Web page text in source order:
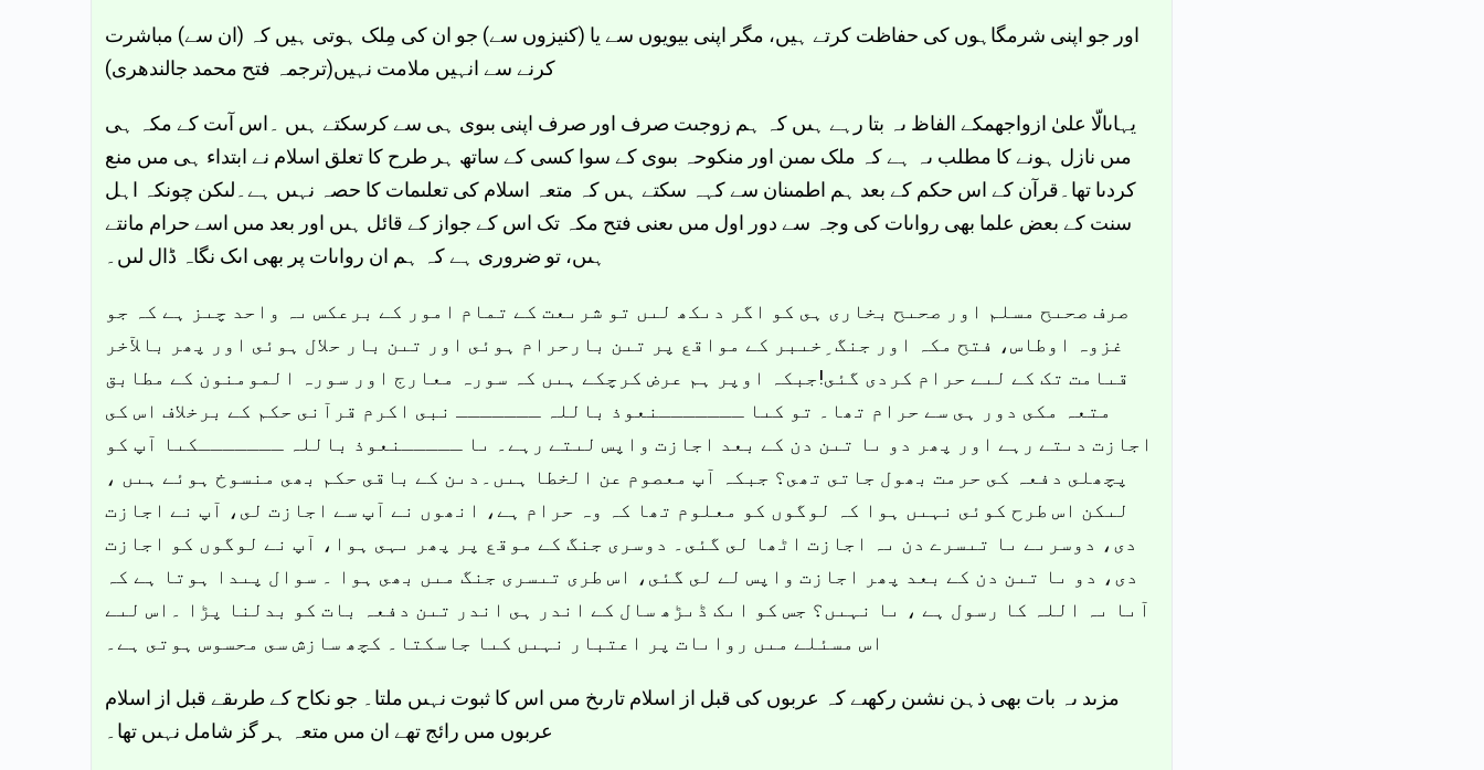
اور جو اپنی شرمگاہوں کی حفاظت کرتے ہیں، مگر اپنی بیویوں سے یا (کنیزوں سے) جو ان کی مِلک ہوتی ہیں کہ (ان سے) مباشرت
کرنے سے انہیں ملامت نہیں(ترجمہ فتح محمد جالندھرى)
یہاںالّا علیٰ ازواجهمکے الفاظ ىہ بتا رہے ہىں کہ ہم زوجىت صرف اور صرف اپنى بىوى ہى سے کرسکتے ہىں ۔اس آىت کے مکہ ہى
مىں نازل ہونے کا مطلب ىہ ہے کہ ملک ىمىن اور منکوحہ بىوى کے سوا کسى کے ساتھ ہر طرح کا تعلق اسلام نے ابتداء ہى مىں منع
کردىا تھا۔قرآن کے اس حکم کے بعد ہم اطمىنان سے کہہ سکتے ہىں کہ متعہ اسلام کى تعلىمات کا حصہ نہىں ہے۔لىکن چونکہ اہل
سنت کے بعض علما بھى رواىات کى وجہ سے دور اول مىں ىعنى فتح مکہ تک اس کے جواز کے قائل ہىں اور بعد مىں اسے حرام مانتے
ہىں، تو ضرورى ہے کہ ہم ان رواىات پر بھى اىک نگاہ ڈال لىں۔
صرف صحىح مسلم اور صحىح بخارى ہى کو اگر دىکھ لىں تو شرىعت کے تمام امور کے برعکس ىہ واحد چىز ہے کہ جو
غزوہ اوطاس، فتح مکہ اور جنگ ِخىبر کے مواقع پر تىن بارحرام ہوئى اور تىن بار حلال ہوئى اور پھر بالآخر
قىامت تک کے لىے حرام کردى گئى!جبکہ اوپر ہم عرض کرچکے ہىں کہ سورہ معارج اور سورہ المومنون کے مطابق
متعہ مکى دور ہى سے حرام تھا۔ تو کىا ـــــــنعوذ باللہ ـــــــ نبى اکرم قرآنى حکم کے برخلاف اس کى
اجازت دىتے رہے اور پھر دو ىا تىن دن کے بعد اجازت واپس لىتے رہے۔ ىا ـــــنعوذ باللہ ـــــــکىا آپ کو
پچھلى دفعہ کى حرمت بھول جاتى تھى؟ جبکہ آپ معصوم عن الخطا ہىں۔دىن کے باقى حکم بھى منسوخ ہوئے ہىں ،
لىکن اس طرح کوئى نہىں ہوا کہ لوگوں کو معلوم تھا کہ وہ حرام ہے، انھوں نے آپ سے اجازت لى، آپ نے اجازت
دى، دوسرىے ىا تىسرے دن ىہ اجازت اٹھا لى گئى۔ دوسرى جنگ کے موقع پر پھر ىہى ہوا، آپ نے لوگوں کو اجازت
دى، دو ىا تىن دن کے بعد پھر اجازت واپس لے لى گئى، اس طرى تىسرى جنگ مىں بھى ہوا ۔ سوال پىدا ہوتا ہے کہ
آىا ىہ اللہ کا رسول ہے ، ىا نہىں؟ جس کو اىک ڈىڑھ سال کے اندر ہى اندر تىن دفعہ بات کو بدلنا پڑا ۔اس لىے
اس مسئلے مىں رواىات پر اعتبار نہىں کىا جاسکتا۔ کچھ سازش سى محسوس ہوتى ہے۔
مزىد ىہ بات بھى ذہن نشىن رکھىے کہ عربوں کى قبل از اسلام تارىخ مىں اس کا ثبوت نہىں ملتا۔ جو نکاح کے طرىقے قبل از اسلام
عربوں مىں رائج تھے ان مىں متعہ ہر گز شامل نہىں تھا۔